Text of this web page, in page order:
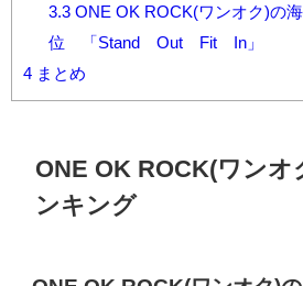
3.3ONE OK ROCK(ワンオク)の
位 「Stand Out Fit In」
4 まとめ
ONE OK ROCK(ワンオ
ンキング